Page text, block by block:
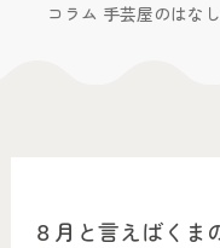
コラム 手芸屋のはなし
８月と言えばくま